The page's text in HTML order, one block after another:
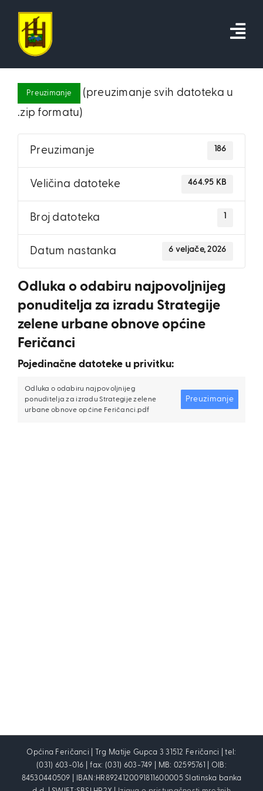
content
Preuzimanje
(preuzimanje svih datoteka u
.zip formatu)
Preuzimanje 186
Veličina datoteke 464.95 KB
Broj datoteka 1
Datum nastanka 6 veljače, 2026
Odluka o odabiru najpovoljnijeg
ponuditelja za izradu Strategije
zelene urbane obnove općine
Feričanci
Pojedinačne datoteke u privitku:
Odluka o odabiru najpovoljnijeg
ponuditelja za izradu Strategije zelene
urbane obnove općine Feričanci.pdf
Preuzimanje
Općina Feričanci | Trg Matije Gupca 3 31512 Feričanci | tel:
(031) 603-016 | fax: (031) 603-749 | MB: 02595761 | OIB:
84530440509 | IBAN:HR8924120091811600005 Slatinska banka